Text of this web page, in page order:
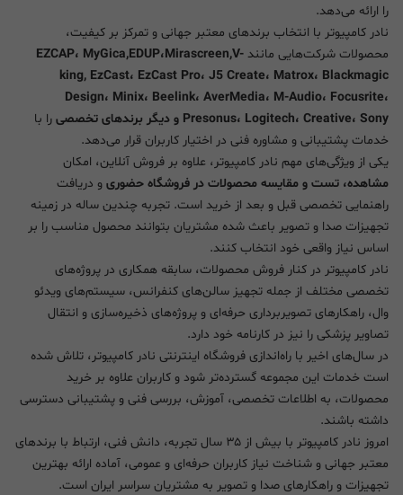
را ارائه می‌دهد.
نادر کامپیوتر با انتخاب برندهای معتبر جهانی و تمرکز بر کیفیت،
محصولات شرکت‌هایی مانند EZCAP، MyGica,EDUP،Mirascreen,V-
king, EzCast، EzCast Pro، J5 Create، Matrox، Blackmagic
Design، Minix، Beelink، AverMedia، M-Audio، Focusrite،
Presonus، Logitech، Creative، Sony و دیگر برندهای تخصصی
را با
خدمات پشتیبانی و مشاوره فنی در اختیار کاربران قرار می‌دهد.
یکی از ویژگی‌های مهم نادر کامپیوتر، علاوه بر فروش آنلاین، امکان
مشاهده، تست و مقایسه محصولات در فروشگاه حضوری و دریافت
راهنمایی تخصصی قبل و بعد از خرید است. تجربه چندین ساله در زمینه
تجهیزات صدا و تصویر باعث شده مشتریان بتوانند محصول مناسب را بر
اساس نیاز واقعی خود انتخاب کنند.
نادر کامپیوتر در کنار فروش محصولات، سابقه همکاری در پروژه‌های
تخصصی مختلف از جمله تجهیز سالن‌های کنفرانس، سیستم‌های ویدئو
وال، راهکارهای تصویربرداری حرفه‌ای و پروژه‌های ذخیره‌سازی و انتقال
تصاویر پزشکی را نیز در کارنامه خود دارد.
در سال‌های اخیر با راه‌اندازی فروشگاه اینترنتی نادر کامپیوتر، تلاش شده
است خدمات این مجموعه گسترده‌تر شود و کاربران علاوه بر خرید
محصولات، به اطلاعات تخصصی، آموزش، بررسی فنی و پشتیبانی دسترسی
داشته باشند.
امروز نادر کامپیوتر با بیش از ۳۵ سال تجربه، دانش فنی، ارتباط با برندهای
معتبر جهانی و شناخت نیاز کاربران حرفه‌ای و عمومی، آماده ارائه بهترین
تجهیزات و راهکارهای صدا و تصویر به مشتریان سراسر ایران است.